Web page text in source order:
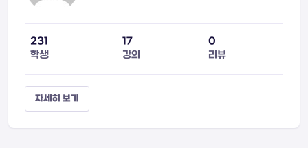
231
학생
17
강의
0
리뷰
자세히 보기